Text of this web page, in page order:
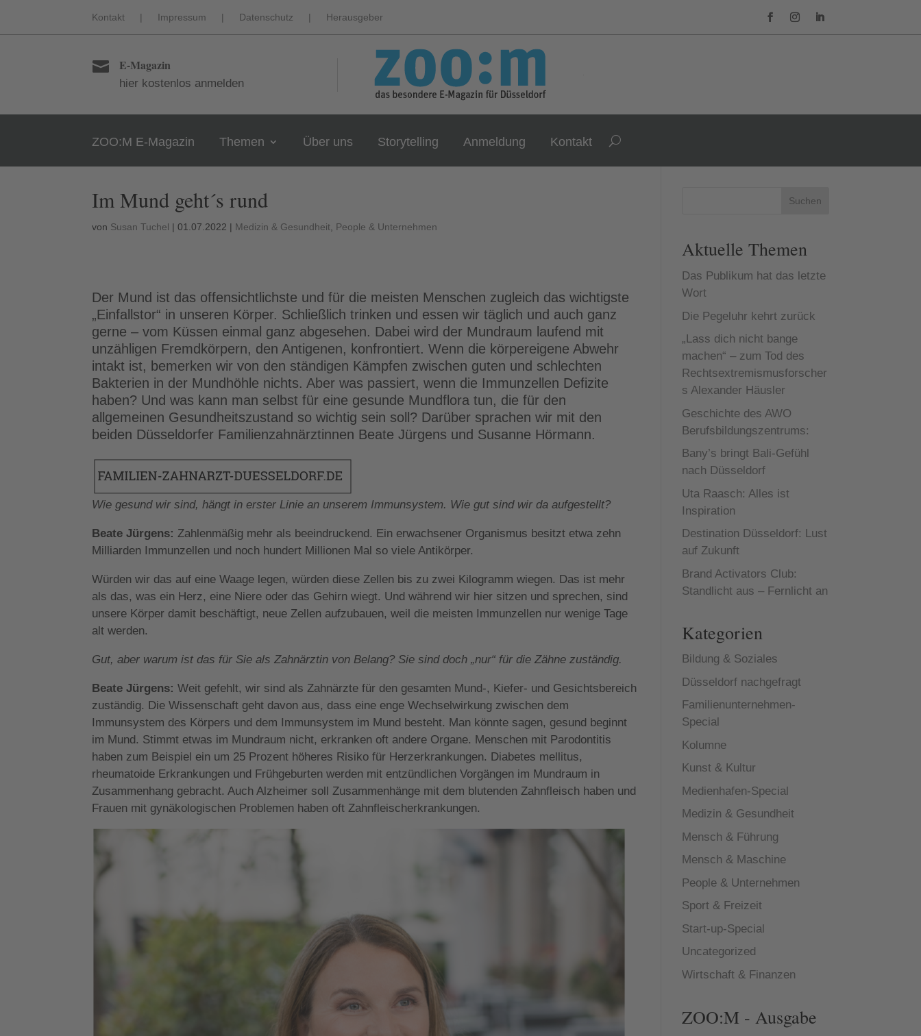
Kontakt | Impressum | Datenschutz | Herausgeber
 E-Magazin
hier kostenlos anmelden
ZOO:M E-Magazin Themen Über uns Storytelling Anmeldung Kontakt
Im Mund geht´s rund
von Susan Tuchel |01.07.2022 | Medizin & Gesundheit People & Unternehmen
Der Mund ist das offensichtlichste und für die meisten Menschen zugleich das wichtigste
„Einfallstor“ in unseren Körper. Schließlich trinken und essen wir täglich und auch ganz
gerne – vom Küssen einmal ganz abgesehen. Dabei wird der Mundraum laufend mit
unzähligen Fremdkörpern, den Antigenen, konfrontiert. Wenn die körpereigene Abwehr
intakt ist, bemerken wir von den ständigen Kämpfen zwischen guten und schlechten
Bakterien in der Mundhöhle nichts. Aber was passiert, wenn die Immunzellen Defizite
haben? Und was kann man selbst für eine gesunde Mundflora tun, die für den
allgemeinen Gesundheitszustand so wichtig sein soll? Darüber sprachen wir mit den
beiden Düsseldorfer Familienzahnärztinnen Beate Jürgens und Susanne Hörmann.
Wie gesund wir sind, hängt in erster Linie an unserem Immunsystem. Wie gut sind wir da aufgestellt?
Beate Jürgens: Zahlenmäßig mehr als beeindruckend. Ein erwachsener Organismus besitzt etwa zehn
Milliarden Immunzellen und noch hundert Millionen Mal so viele Antikörper.
Würden wir das auf eine Waage legen, würden diese Zellen bis zu zwei Kilogramm wiegen. Das ist mehr
als das, was ein Herz, eine Niere oder das Gehirn wiegt. Und während wir hier sitzen und sprechen, sind
unsere Körper damit beschäftigt, neue Zellen aufzubauen, weil die meisten Immunzellen nur wenige Tage
alt werden.
Gut, aber warum ist das für Sie als Zahnärztin von Belang? Sie sind doch „nur“ für die Zähne zuständig.
Beate Jürgens: Weit gefehlt, wir sind als Zahnärzte für den gesamten Mund-, Kiefer- und Gesichtsbereich
zuständig. Die Wissenschaft geht davon aus, dass eine enge Wechselwirkung zwischen dem
Immunsystem des Körpers und dem Immunsystem im Mund besteht. Man könnte sagen, gesund beginnt
im Mund. Stimmt etwas im Mundraum nicht, erkranken oft andere Organe. Menschen mit Parodontitis
haben zum Beispiel ein um 25 Prozent höheres Risiko für Herzerkrankungen. Diabetes mellitus,
rheumatoide Erkrankungen und Frühgeburten werden mit entzündlichen Vorgängen im Mundraum in
Zusammenhang gebracht. Auch Alzheimer soll Zusammenhänge mit dem blutenden Zahnfleisch haben und
Frauen mit gynäkologischen Problemen haben oft Zahnfleischerkrankungen.
Suchen
Aktuelle Themen
Das Publikum hat das letzte
Wort
Die Pegeluhr kehrt zurück
„Lass dich nicht bange
machen“ – zum Tod des
Rechtsextremismusforscher
s Alexander Häusler
Geschichte des AWO
Berufsbildungszentrums:
Bany’s bringt Bali-Gefühl
nach Düsseldorf
Uta Raasch: Alles ist
Inspiration
Destination Düsseldorf: Lust
auf Zukunft
Brand Activators Club:
Standlicht aus – Fernlicht an
Kategorien
Bildung & Soziales
Düsseldorf nachgefragt
Familienunternehmen-
Special
Kolumne
Kunst & Kultur
Medienhafen-Special
Medizin & Gesundheit
Mensch & Führung
Mensch & Maschine
People & Unternehmen
Sport & Freizeit
Start-up-Special
Uncategorized
Wirtschaft & Finanzen
ZOO:M - Ausgabe